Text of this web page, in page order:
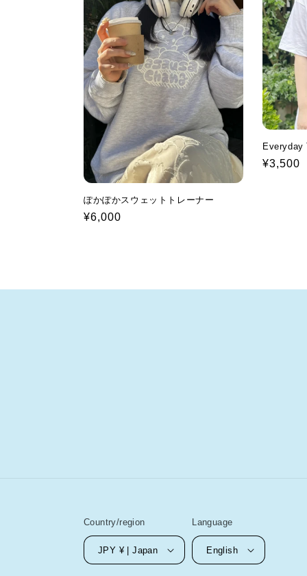
ぽかぽかスウェットトレーナー
Regular
¥6,000
Everyday
Regular
¥3,500
Country/region
JPY ¥ | Japan
Language
English